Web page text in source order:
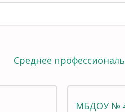
Среднее
МБДОУ №